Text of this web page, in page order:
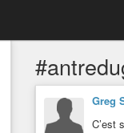
Greg
C’est